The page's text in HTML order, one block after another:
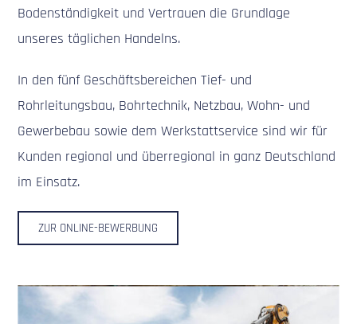
Bodenständigkeit und Vertrauen die Grundlage
unseres täglichen Handelns.
In den fünf Geschäftsbereichen Tief- und
Rohrleitungsbau, Bohrtechnik, Netzbau, Wohn- und
Gewerbebau sowie dem Werkstattservice sind wir für
Kunden regional und überregional in ganz Deutschland
im Einsatz.
ZUR ONLINE-BEWERBUNG